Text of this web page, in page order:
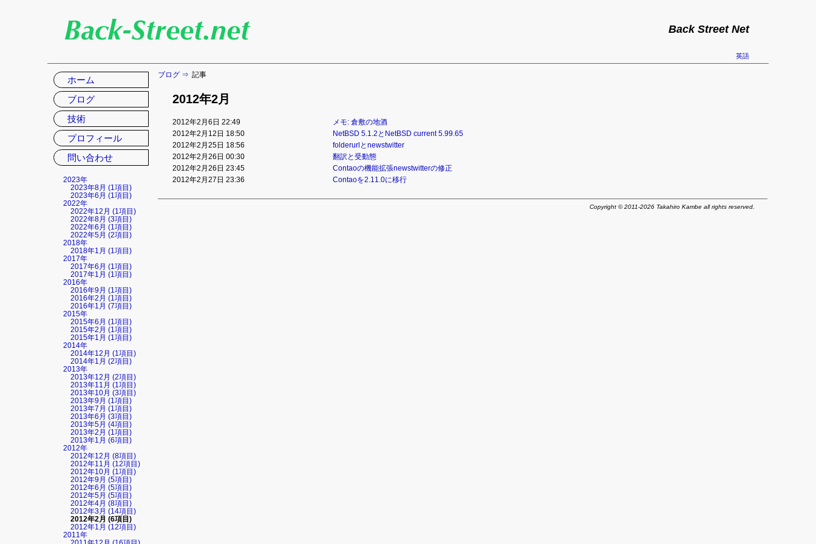
Back Street Net
英語
ブログ 記事
2012年2月
2012年2月6日 22:49
メモ: 倉敷の地酒
2012年2月12日 18:50
NetBSD 5.1.2とNetBSD current 5.99.65
2012年2月25日 18:56
folderurlとnewstwitter
2012年2月26日 00:30
翻訳と受動態
2012年2月26日 23:45
Contaoの機能拡張newstwitterの修正
2012年2月27日 23:36
Contaoを2.11.0に移行
Copyright © 2011-2026 Takahiro Kambe all rights reserved.
ナ
ビ
ゲ
ー
シ
ョ
ン
を
省
ホーム
ブログ
技術
プロフィール
問い合わせ
2023年
2023年8月 (1項目)
2023年6月 (1項目)
2022年
2022年12月 (1項目)
2022年8月 (3項目)
2022年6月 (1項目)
2022年5月 (2項目)
2018年
2018年1月 (1項目)
2017年
2017年6月 (1項目)
2017年1月 (1項目)
2016年
2016年9月 (1項目)
2016年2月 (1項目)
2016年1月 (7項目)
2015年
2015年6月 (1項目)
2015年2月 (1項目)
2015年1月 (1項目)
2014年
2014年12月 (1項目)
2014年1月 (2項目)
2013年
2013年12月 (2項目)
2013年11月 (1項目)
2013年10月 (3項目)
2013年9月 (1項目)
2013年7月 (1項目)
2013年6月 (3項目)
2013年5月 (4項目)
2013年2月 (1項目)
2013年1月 (6項目)
2012年
2012年12月 (8項目)
2012年11月 (12項目)
2012年10月 (1項目)
2012年9月 (5項目)
2012年6月 (5項目)
2012年5月 (5項目)
2012年4月 (8項目)
2012年3月 (14項目)
2012年2月 (6項目)
2012年1月 (12項目)
2011年